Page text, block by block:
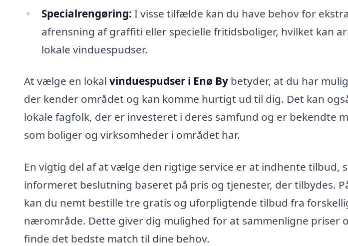
Specialrengøring: I visse tilfælde kan du have behov for
afrensning af graffiti eller specielle fritidsboliger, hvilket kan
lokale vinduespudser.
At vælge en lokal vinduespudser i Enø By betyder, at du har
der kender området og kan komme hurtigt ud til dig. Det kan
lokale fagfolk, der er investeret i deres samfund og er bekendte
som boliger og virksomheder i området har.
En vigtig del af at vælge den rigtige service er at indhente tilbud,
informeret beslutning baseret på pris og tjenester, der tilbydes.
kan du nemt bestille tre gratis og uforpligtende tilbud fra
nærområde. Dette giver dig mulighed for at sammenligne priser
finde det bedste match til dine behov.